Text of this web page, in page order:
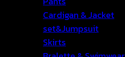
Cardigan & Jacket
set&Jumpsuit
Skirts